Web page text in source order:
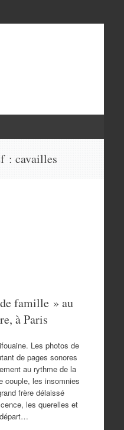
: cavailles
famille » au
à Paris
Les photos de
de pages sonores
au rythme de la
couple, les insomnies
frère délaissé
les querelles et